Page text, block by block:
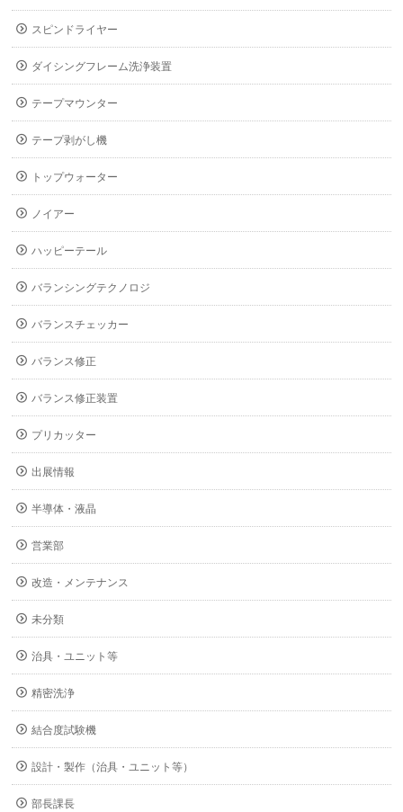
スピンドライヤー
ダイシングフレーム洗浄装置
テープマウンター
テープ剥がし機
トップウォーター
ノイアー
ハッピーテール
バランシングテクノロジ
バランスチェッカー
バランス修正
バランス修正装置
プリカッター
出展情報
半導体・液晶
営業部
改造・メンテナンス
未分類
治具・ユニット等
精密洗浄
結合度試験機
設計・製作（治具・ユニット等）
部長課長